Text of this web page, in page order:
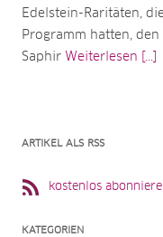
Edelstein-Raritäten,
Programm hatten,
Saphir Weiterlesen [...]
ARTIKEL ALS RSS
kostenlos
KATEGORIEN